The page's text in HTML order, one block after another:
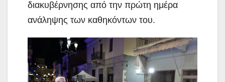
διακυβέρνησης από την πρώτη ημέρα
ανάληψης των καθηκόντων του.